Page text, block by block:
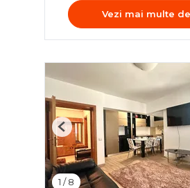
Vezi mai multe
1 /8
Previous